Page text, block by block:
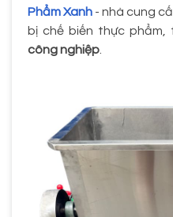
Phẩm Xanh - nhà cung
bị chế biến thực phẩm,
công nghiệp